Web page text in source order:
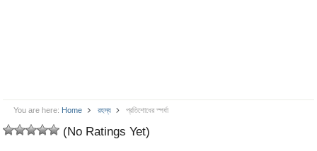
You are here: Home রহস্য প্রতিশোধের স্পর্ধা
(No Ratings Yet)